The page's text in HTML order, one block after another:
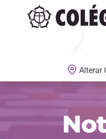
Alterar